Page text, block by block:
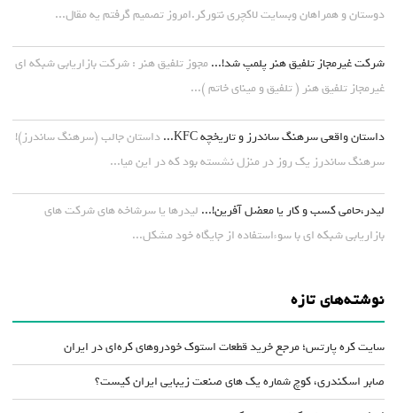
دوستان و همراهان وبسایت لاکچری نتورکر.امروز تصمیم گرفتم یه مقال...
شرکت غیرمجاز تلفیق هنر پلمپ شد!... مجوز تلفیق هنر : شرکت بازاریابی شبکه ای
غیرمجاز تلفیق هنر ( تلفیق و مینای خاتم )...
داستان واقعی سرهنگ ساندرز و تاریخچه KFC...
داستان جالب (سرهنگ ساندرز)!
سرهنگ ساندرز یک روز در منزل نشسته بود که در این میا...
لیدر،حامی کسب و کار یا معضل آفرین!... لیدرها یا سرشاخه های شرکت های
بازاریابی شبکه ای با سوءاستفاده از جایگاه خود مشکل...
نوشته‌های تازه
سایت کره پارتس؛ مرجع خرید قطعات استوک خودروهای کره‌ای در ایران
صابر اسکندری، کوچ شماره یک های صنعت زیبایی ایران کیست؟